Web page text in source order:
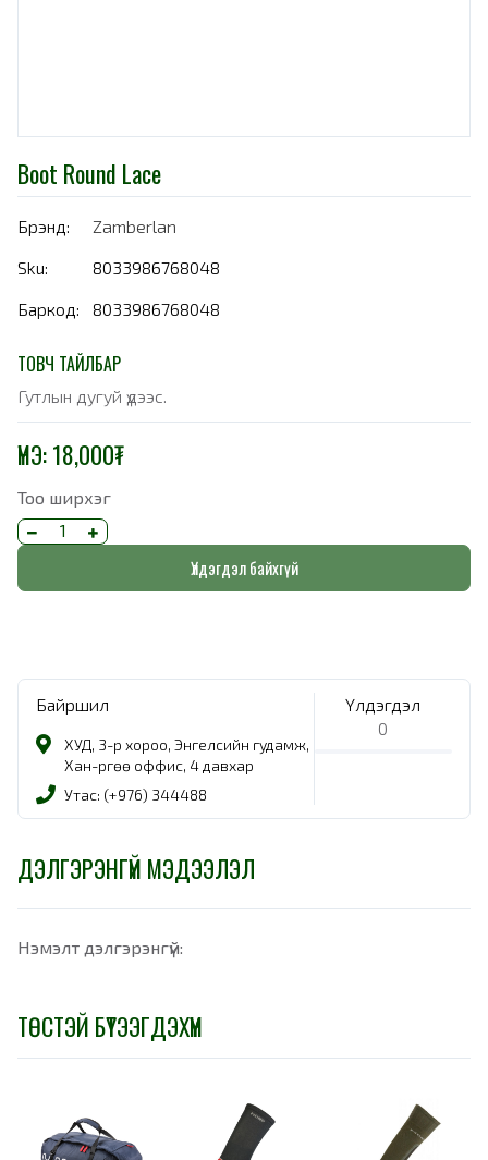
Boot Round Lace
Брэнд:
Zamberlan
Sku:
8033986768048
Баркод:
8033986768048
ТОВЧ ТАЙЛБАР
Гутлын дугуй үдээс.
ҮНЭ:18,000₮
Тоо ширхэг
Үлдэгдэл байхгүй
Байршил
ХУД, 3-р хороо, Энгелсийн гудамж,
Хан-Өргөө оффис, 4 давхар
Утас: (+976) 344488
Үлдэгдэл
0
ДЭЛГЭРЭНГҮЙ МЭДЭЭЛЭЛ
Нэмэлт дэлгэрэнгүй:
ТӨСТЭЙ БҮТЭЭГДЭХҮҮН